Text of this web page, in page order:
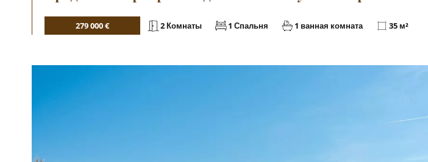
279 000 € 2 Комнаты 1 Спальня 1 ванная комната 35 м²